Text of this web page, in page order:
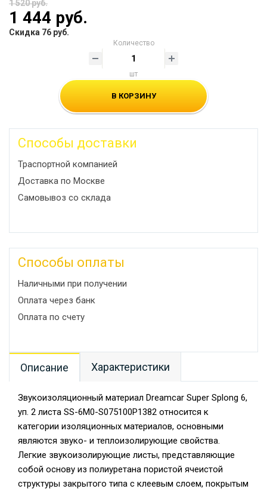
1 520 руб.
1 444 руб.
Скидка 76 руб.
Количество
шт
В КОРЗИНУ
Способы доставки
Траспортной компанией
Доставка по Москве
Самовывоз со склада
Способы оплаты
Наличными при получении
Оплата через банк
Оплата по счету
Описание Характеристики
Звукоизоляционный материал Dreamcar Super Splong 6,
уп. 2 листа SS-6M0-S075100P1382 относится к
категории изоляционных материалов, основными
являются звуко- и теплоизолирующие свойства.
Легкие звукоизолирующие листы, представляющие
собой основу из полиуретана пористой ячеистой
структуры закрытого типа с клеевым слоем, покрытым